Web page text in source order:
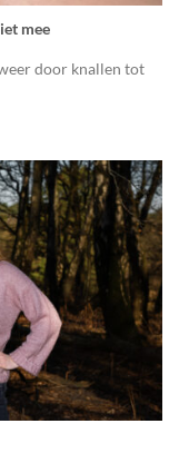
mee
door knallen tot